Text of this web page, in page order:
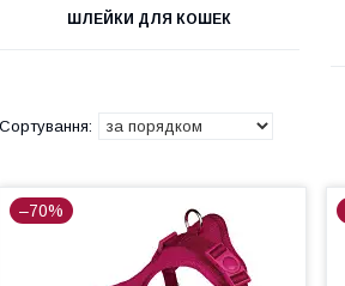
ШЛЕЙКИ ДЛЯ КОШЕК
–70%